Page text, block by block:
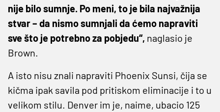
nije bilo sumnje. Po meni, to je bila najvažnija
stvar – da nismo sumnjali da ćemo napraviti
sve što je potrebno za pobjedu“, naglasio je
Brown.
A isto nisu znali napraviti Phoenix Sunsi, čija se
kičma ipak savila pod pritiskom eliminacije i to u
velikom stilu. Denver im je, naime, ubacio 125